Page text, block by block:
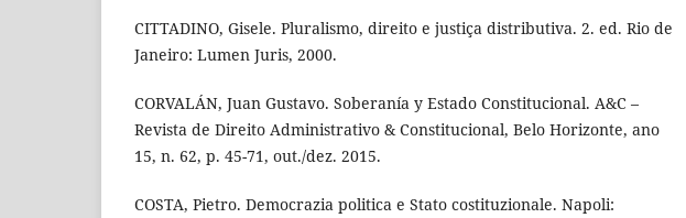
CITTADINO, Gisele. Pluralismo, direito e justiça distributiva. 2. ed. Rio de
Janeiro: Lumen Juris, 2000.
CORVALÁN, Juan Gustavo. Soberanía y Estado Constitucional. A&C –
Revista de Direito Administrativo & Constitucional, Belo Horizonte, ano
15, n. 62, p. 45-71, out./dez. 2015.
COSTA, Pietro. Democrazia politica e Stato costituzionale. Napoli: